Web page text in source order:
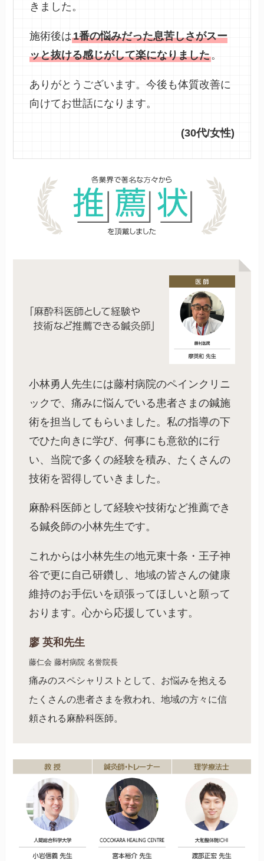
きました。
施術後は1番の悩みだった息苦しさがスー
ッと抜ける感じがして楽になりました。
ありがとうございます。今後も体質改善に
向けてお世話になります。
(30代/女性)
小林勇人先生には藤村病院のペインクリニ
ックで、痛みに悩んでいる患者さまの鍼施
術を担当してもらいました。私の指導の下
でひた向きに学び、何事にも意欲的に行
い、当院で多くの経験を積み、たくさんの
技術を習得していきました。
麻酔科医師として経験や技術など推薦でき
る鍼灸師の小林先生です。
これからは小林先生の地元東十条・王子神
谷で更に自己研鑽し、地域の皆さんの健康
維持のお手伝いを頑張ってほしいと願って
おります。心から応援しています。
廖 英和先生
藤仁会 藤村病院 名誉院長
痛みのスペシャリストとして、お悩みを抱える
たくさんの患者さまを救われ、地域の方々に信
頼される麻酔科医師。